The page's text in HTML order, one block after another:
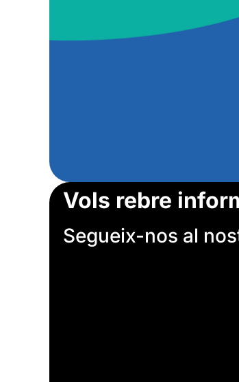
Vols rebre
Segueix-nos al